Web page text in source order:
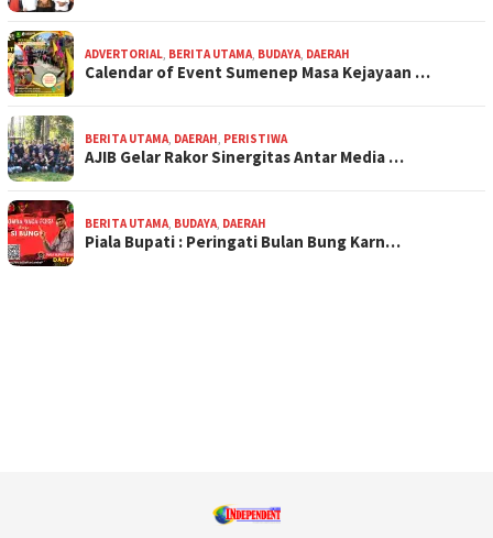
ADVERTORIAL, BERITA UTAMA, BUDAYA, DAERAH
Calendar of Event Sumenep Masa Kejayaan …
BERITA UTAMA, DAERAH, PERISTIWA
AJIB Gelar Rakor Sinergitas Antar Media …
BERITA UTAMA, BUDAYA, DAERAH
Piala Bupati : Peringati Bulan Bung Karn…